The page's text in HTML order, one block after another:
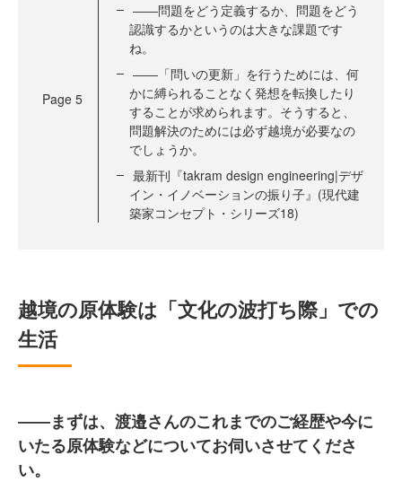
Page 5
――問題をどう定義するか、問題をどう
認識するかというのは大きな課題です
ね。
――「問いの更新」を行うためには、何
かに縛られることなく発想を転換したり
することが求められます。そうすると、
問題解決のためには必ず越境が必要なの
でしょうか。
最新刊『takram design engineering|デザ
イン・イノベーションの振り子』(現代建
築家コンセプト・シリーズ18)
越境の原体験は「文化の波打ち際」での
生活
――まずは、渡邉さんのこれまでのご経歴や今に
いたる原体験などについてお伺いさせてくださ
い。